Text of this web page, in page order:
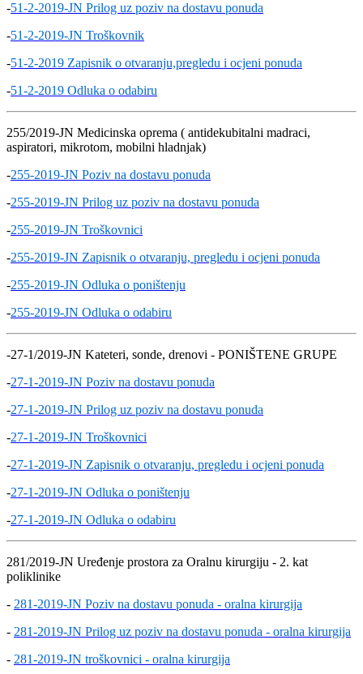
-51-2-2019-JN Prilog uz poziv na dostavu ponuda
-51-2-2019-JN Troškovnik
-51-2-2019 Zapisnik o otvaranju,pregledu i ocjeni ponuda
-51-2-2019 Odluka o odabiru
255/2019-JN Medicinska oprema ( antidekubitalni madraci,
aspiratori, mikrotom, mobilni hladnjak)
-255-2019-JN Poziv na dostavu ponuda
-255-2019-JN Prilog uz poziv na dostavu ponuda
-255-2019-JN Troškovnici
-255-2019-JN Zapisnik o otvaranju, pregledu i ocjeni ponuda
-255-2019-JN Odluka o poništenju
-255-2019-JN Odluka o odabiru
-27-1/2019-JN Kateteri, sonde, drenovi - PONIŠTENE GRUPE
-27-1-2019-JN Poziv na dostavu ponuda
-27-1-2019-JN Prilog uz poziv na dostavu ponuda
-27-1-2019-JN Troškovnici
-27-1-2019-JN Zapisnik o otvaranju, pregledu i ocjeni ponuda
-27-1-2019-JN Odluka o poništenju
-27-1-2019-JN Odluka o odabiru
281/2019-JN Uređenje prostora za Oralnu kirurgiju - 2. kat
poliklinike
- 281-2019-JN Poziv na dostavu ponuda - oralna kirurgija
- 281-2019-JN Prilog uz poziv na dostavu ponuda - oralna kirurgija
- 281-2019-JN troškovnici - oralna kirurgija